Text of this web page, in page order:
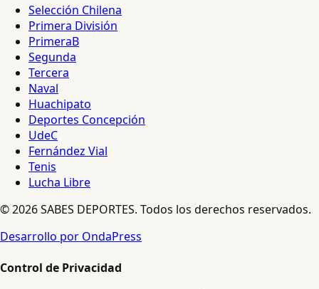
Selección Chilena
Primera División
PrimeraB
Segunda
Tercera
Naval
Huachipato
Deportes Concepción
UdeC
Fernández Vial
Tenis
Lucha Libre
© 2026 SABES DEPORTES. Todos los derechos reservados.
Desarrollo por OndaPress
Control de Privacidad